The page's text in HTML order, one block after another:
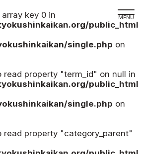
key 0 in
public_html
single.php on
read property "term_id" on null in
public_html
single.php on
read property "category_parent"
スケジュール
極真会館の世界
極真会館の理念
松井章奎館長 紹介